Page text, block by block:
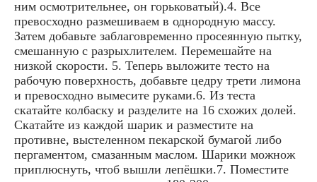
ним осмотрительнее, он горьковатый).4. Все
превосходно размешиваем в однородную массу.
Затем добавьте заблаговременно просеянную пытку,
смешанную с разрыхлителем. Перемешайте на
низкой скорости. 5. Теперь выложите тесто на
рабочую поверхность, добавьте цедру трети лимона
и превосходно вымесите руками.6. Из теста
скатайте колбаску и разделите на 16 схожих долей.
Скатайте из каждой шарик и разместите на
противне, выстеленном пекарской бумагой либо
пергаментом, смазанным маслом. Шарики можнож
приплюснуть, чтоб вышли лепёшки.7. Поместите